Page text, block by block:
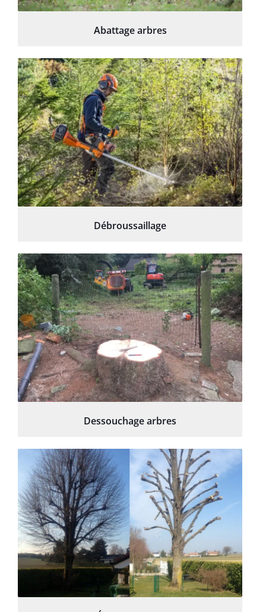
Abattage arbres
Débroussaillage
Dessouchage arbres